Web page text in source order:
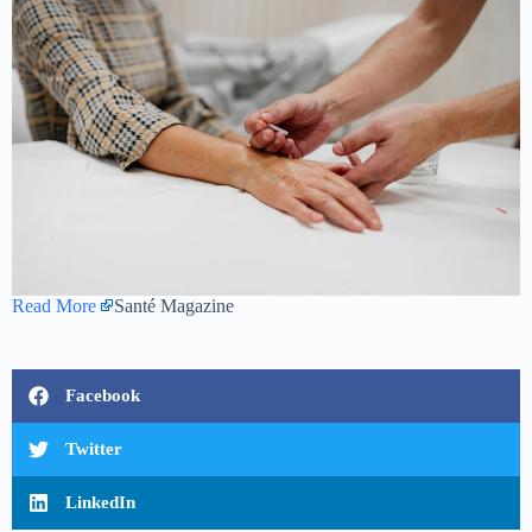
Read More Santé Magazine
Facebook
Twitter
LinkedIn